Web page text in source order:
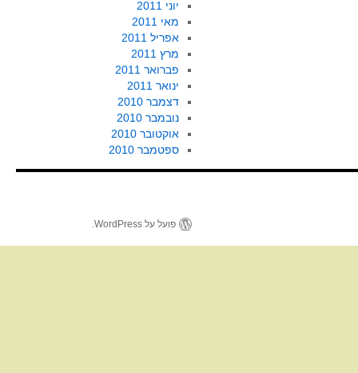
יוני 2011
מאי 2011
אפריל 2011
מרץ 2011
פברואר 2011
ינואר 2011
דצמבר 2010
נובמבר 2010
אוקטובר 2010
ספטמבר 2010
פועל על WordPress.